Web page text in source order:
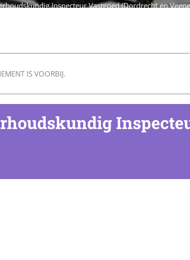
Inspecteur Vastgoed (Dordrecht en
IS VOORBIJ.